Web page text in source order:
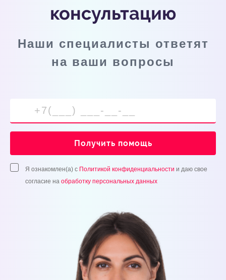
консультацию
Наши специалисты ответят
на ваши вопросы
Получить помощь
Я ознакомлен(а) с Политикой конфиденциальности и даю свое
согласие на обработку персональных данных